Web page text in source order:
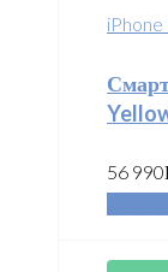
iPhone
56 990